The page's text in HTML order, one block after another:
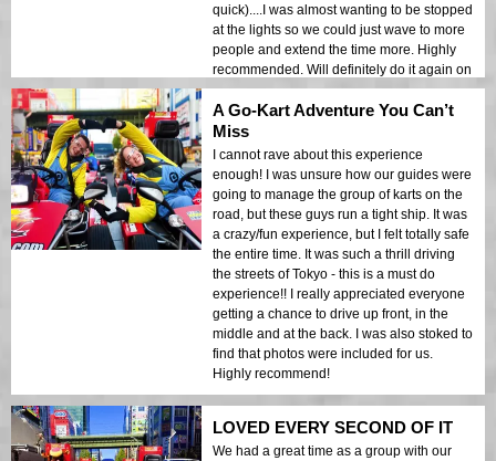
quick)....I was almost wanting to be stopped
at the lights so we could just wave to more
people and extend the time more. Highly
recommended. Will definitely do it again on
my next visit to Tokyo.
A Go-Kart Adventure You Can’t
Miss
I cannot rave about this experience
enough! I was unsure how our guides were
going to manage the group of karts on the
road, but these guys run a tight ship. It was
a crazy/fun experience, but I felt totally safe
the entire time. It was such a thrill driving
the streets of Tokyo - this is a must do
experience!! I really appreciated everyone
getting a chance to drive up front, in the
middle and at the back. I was also stoked to
find that photos were included for us.
Highly recommend!
LOVED EVERY SECOND OF IT
We had a great time as a group with our